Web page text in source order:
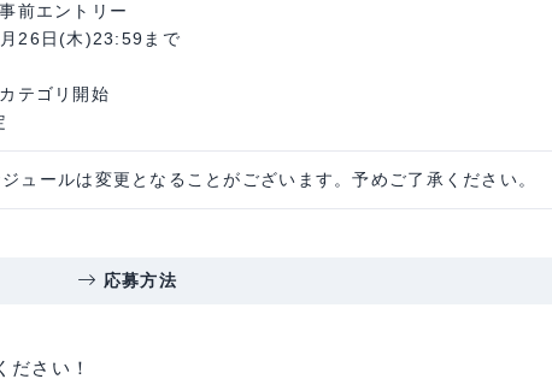
前エントリー
26日(木)23:59まで
テゴリ開始
ュールは変更となることがございます。予めご了承ください。
応募方法
さい！